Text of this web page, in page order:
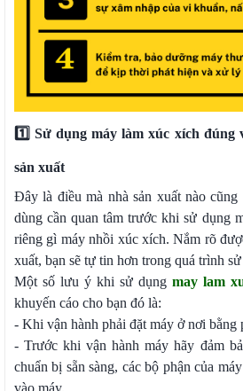
1️⃣ Sử dụng máy làm xúc xích đúng
sản xuất
Đây là điều mà nhà sản xuất nào
dùng cần quan tâm trước khi sử dụng
riêng gì máy nhồi xúc xích. Nắm rõ
xuất, bạn sẽ tự tin hơn trong quá trình
Một số lưu ý khi sử dụng may lam
khuyến cáo cho bạn đó là:
- Khi vận hành phải đặt máy ở nơi bằng
- Trước khi vận hành máy hãy đảm
chuẩn bị sẵn sàng, các bộ phận của
vào máy.